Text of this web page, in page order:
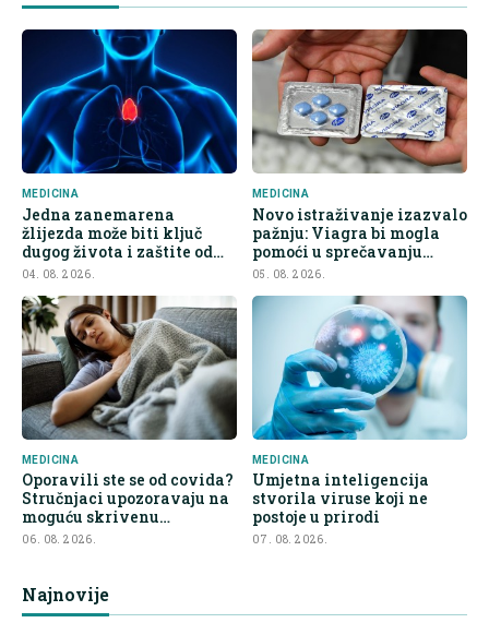
MEDICINA
Jedna zanemarena
žlijezda može biti ključ
dugog života i zaštite od
raka
04. 08. 2026.
MEDICINA
Novo istraživanje izazvalo
pažnju: Viagra bi mogla
pomoći u sprečavanju
širenja raka
05. 08. 2026.
MEDICINA
Oporavili ste se od covida?
Stručnjaci upozoravaju na
moguću skrivenu
posljedicu
06. 08. 2026.
MEDICINA
Umjetna inteligencija
stvorila viruse koji ne
postoje u prirodi
07. 08. 2026.
Najnovije